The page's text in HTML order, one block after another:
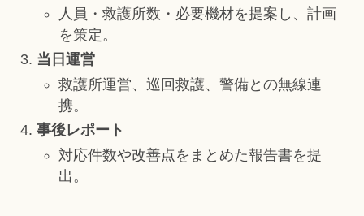
人員・救護所数・必要機材を提案し、計画
を策定。
当日運営
救護所運営、巡回救護、警備との無線連
携。
事後レポート
対応件数や改善点をまとめた報告書を提
出。